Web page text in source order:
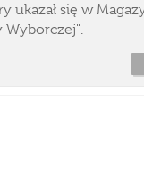
ukazał się w
Wyborczej".